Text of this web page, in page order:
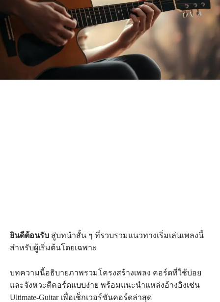
ยินดีต้อนรับ สู่บทนำสั้น ๆ ที่รวบรวมแนวทางเริ่มเล่นเพลงนี้
สำหรับผู้เริ่มต้นโดยเฉพาะ
บทความนี้อธิบายภาพรวมโครงสร้างเพลง คอร์ดที่ใช้บ่อย
และจังหวะตีคอร์ดแบบง่าย พร้อมแนะนำแหล่งอ้างอิงเช่น
Ultimate-Guitar เพื่อเช็กเวอร์ชันคอร์ดล่าสุด